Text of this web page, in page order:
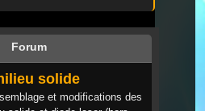
Forum
solide
et modifications des